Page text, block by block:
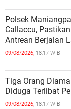
Polsek
Callaccu,
Antrean Berjalan
09/08/2026, 18:17 WIB
Tiga Orang
Diduga Terlibat
09/08/2026, 18:17 WIB